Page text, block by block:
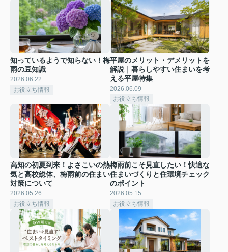
知っているようで知らない！梅
雨の豆知識
2026.06.22
お役立ち情報
平屋のメリット・デメリットを
解説｜暮らしやすい住まいを考
える平屋特集
2026.06.09
お役立ち情報
高知の初夏到来！よさこいの熱
気と高校総体、梅雨前の住まい
対策について
2026.05.26
お役立ち情報
梅雨前こそ見直したい！快適な
住まいづくりと住環境チェック
のポイント
2026.05.15
お役立ち情報